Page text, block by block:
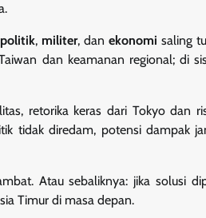
politik, militer, danekonomi saling
dan keamanan regional; di
retorika keras dari Tokyo dan
tidak diredam, potensi dampak
Atau sebaliknya: jika solusi
Timur di masa depan.